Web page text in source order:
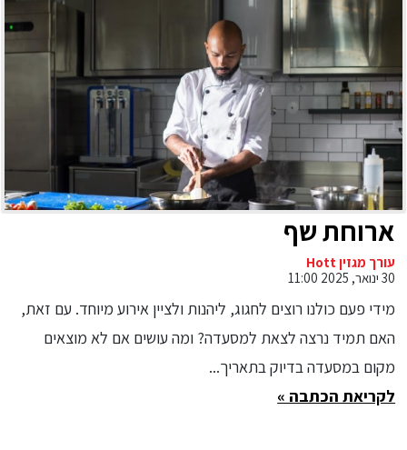
ארוחת שף
עורך מגזין Hott
30 ינואר, 2025 11:00
מידי פעם כולנו רוצים לחגוג, ליהנות ולציין אירוע מיוחד. עם זאת,
האם תמיד נרצה לצאת למסעדה? ומה עושים אם לא מוצאים
מקום במסעדה בדיוק בתאריך...
לקריאת הכתבה »